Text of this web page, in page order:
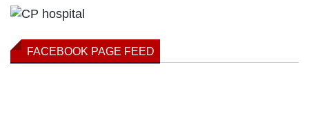
FACEBOOK PAGE FEED